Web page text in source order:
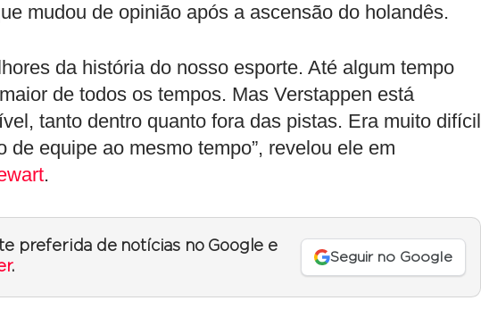
mudou de opinião após a ascensão do holandês.
da história do nosso esporte. Até algum tempo
de todos os tempos. Mas Verstappen está
tanto dentro quanto fora das pistas. Era muito difícil
equipe ao mesmo tempo”, revelou ele em
.
preferida de notícias no Google e
.
Seguir no Google